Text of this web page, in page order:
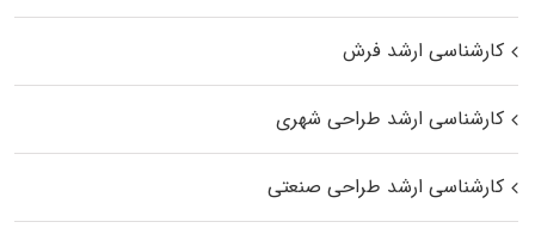
کارشناسی ارشد فرش
کارشناسی ارشد طراحی شهری
کارشناسی ارشد طراحی صنعتی